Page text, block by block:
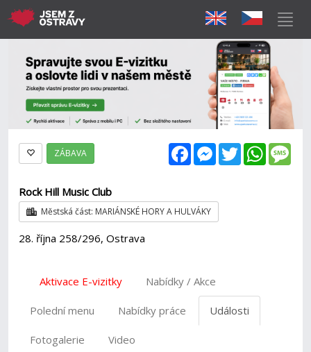
FacebookMessenger
Twitter
ZÁBAVA
Rock Hill Music Club
Městská část: MARIÁNSKÉ HORY A HULVÁKY
28. října 258/296, Ostrava
Aktivace E-vizitky Nabídky / Akce
Polední menu Nabídky práce Události
Fotogalerie Video